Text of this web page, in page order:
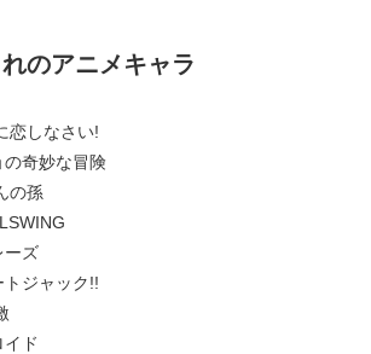
のアニメキャラ
恋しなさい!
の奇妙な冒険
の孫
ーズ
トジャック!!
ド